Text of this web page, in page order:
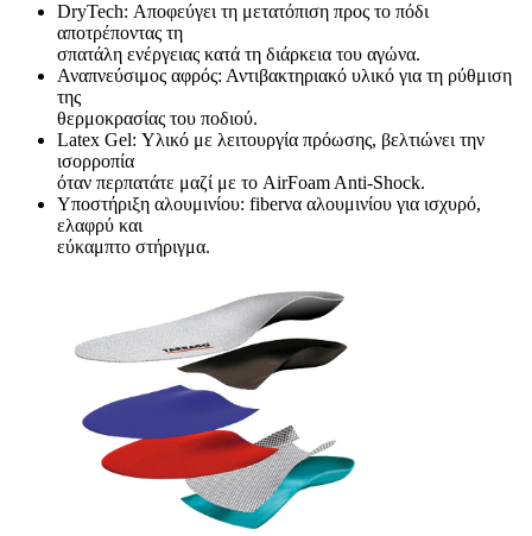
DryTech: Αποφεύγει τη μετατόπιση προς το πόδι
αποτρέποντας τη
σπατάλη ενέργειας κατά τη διάρκεια του αγώνα.
Αναπνεύσιμος αφρός: Αντιβακτηριακό υλικό για τη ρύθμιση
της
θερμοκρασίας του ποδιού.
Latex Gel: Υλικό με λειτουργία πρόωσης, βελτιώνει την
ισορροπία
όταν περπατάτε μαζί με το AirFoam Anti-Shock.
Υποστήριξη αλουμινίου: fiberνα αλουμινίου για ισχυρό,
ελαφρύ και
εύκαμπτο στήριγμα.